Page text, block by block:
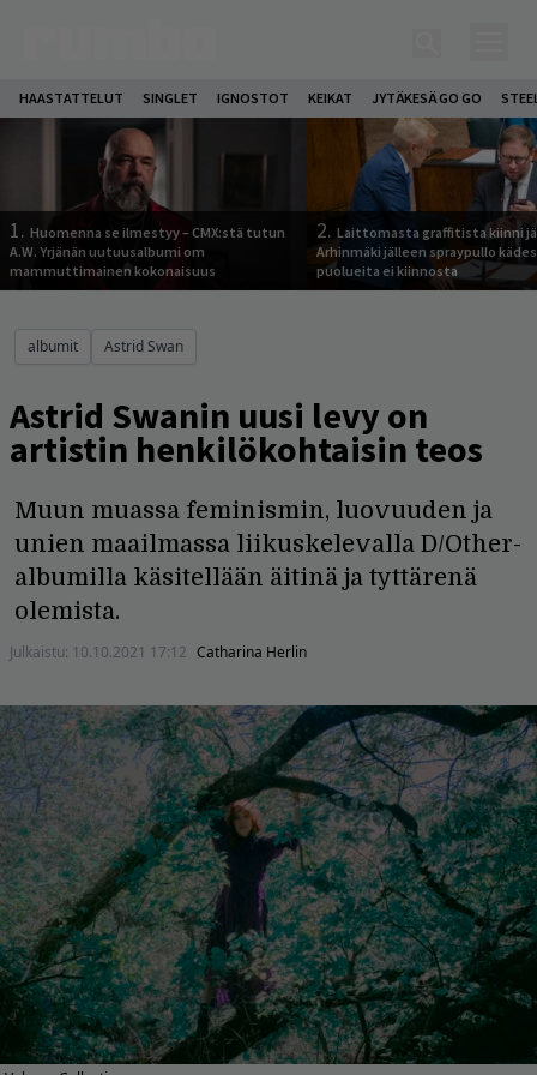
HAASTATTELUT SINGLET IGNOSTOT KEIKAT JYTÄKESÄ GO GO
1. Huomenna se ilmestyy – CMX:stä tutun
A.W. Yrjänän uutuusalbumi om
mammuttimainen kokonaisuus
2. Laittomasta graffitista kiinni
Arhinmäki jälleen spraypullo
puolueita ei kiinnosta
albumit Astrid Swan
Astrid Swanin uusi levy on
artistin henkilökohtaisin teos
Muun muassa feminismin, luovuuden ja
unien maailmassa liikuskelevalla D/Other-
albumilla käsitellään äitinä ja tyttärenä
olemista.
Julkaistu: 10.10.2021 17:12 Catharina Herlin